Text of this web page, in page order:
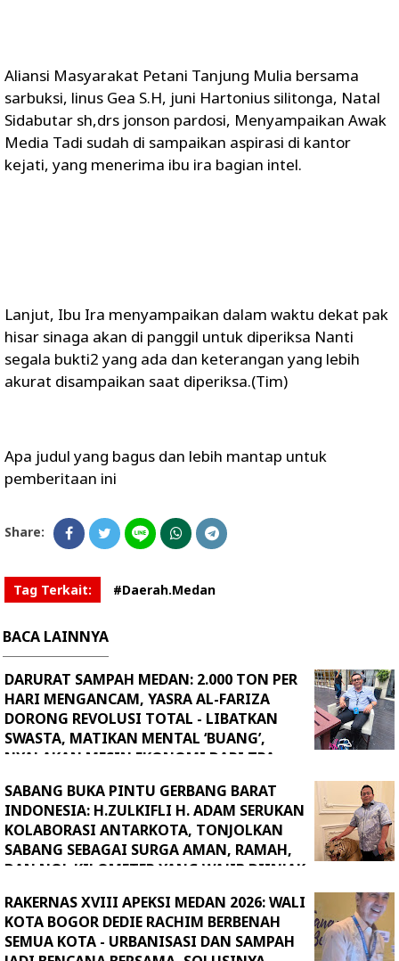
Aliansi Masyarakat Petani Tanjung Mulia bersama
sarbuksi, linus Gea S.H, juni Hartonius silitonga, Natal
Sidabutar sh,drs jonson pardosi, Menyampaikan Awak
Media Tadi sudah di sampaikan aspirasi di kantor
kejati, yang menerima ibu ira bagian intel.
Lanjut, Ibu Ira menyampaikan dalam waktu dekat pak
hisar sinaga akan di panggil untuk diperiksa Nanti
segala bukti2 yang ada dan keterangan yang lebih
akurat disampaikan saat diperiksa.(Tim)
Apa judul yang bagus dan lebih mantap untuk
pemberitaan ini
Share:
Tag Terkait: #Daerah.Medan
BACA LAINNYA
DARURAT SAMPAH MEDAN: 2.000 TON PER
HARI MENGANCAM, YASRA AL-FARIZA
DORONG REVOLUSI TOTAL - LIBATKAN
SWASTA, MATIKAN MENTAL ‘BUANG’,
NYALAKAN MESIN EKONOMI DARI TPA
SABANG BUKA PINTU GERBANG BARAT
INDONESIA: H.ZULKIFLI H. ADAM SERUKAN
KOLABORASI ANTARKOTA, TONJOLKAN
SABANG SEBAGAI SURGA AMAN, RAMAH,
DAN NOL KILOMETER YANG WAJIB DIINJAK
RAKERNAS XVIII APEKSI MEDAN 2026: WALI
KOTA BOGOR DEDIE RACHIM BERBENAH
SEMUA KOTA - URBANISASI DAN SAMPAH